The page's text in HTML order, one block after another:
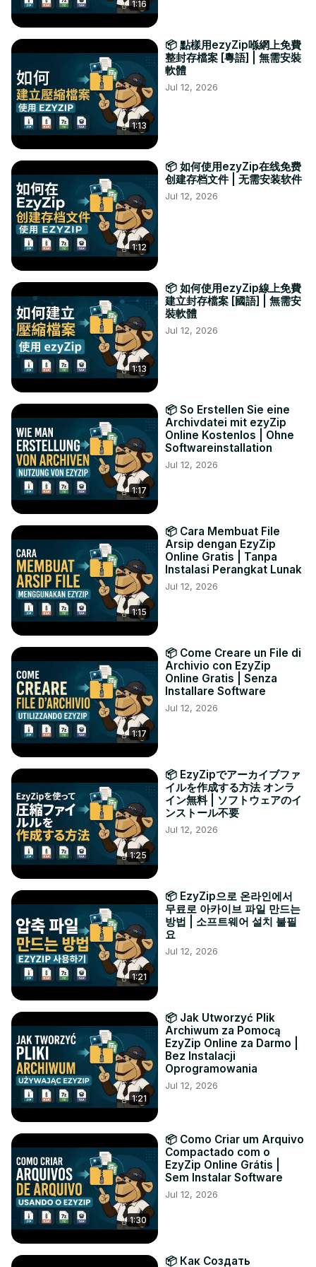
1:16
1:13
📦 點樣用ezyZip喺網上免費
整封存檔案 [粵語] | 無需安裝
軟體
Jul 12, 2026
1:12
📦 如何使用ezyZip在线免费
创建存档文件 | 无需安装软件
Jul 12, 2026
1:13
📦 如何使用ezyZip線上免費
建立封存檔案 [國語] | 無需安
裝軟體
Jul 12, 2026
1:17
📦 So Erstellen Sie eine
Archivdatei mit ezyZip
Online Kostenlos | Ohne
Softwareinstallation
Jul 12, 2026
1:15
📦 Cara Membuat File
Arsip dengan EzyZip
Online Gratis | Tanpa
Instalasi Perangkat Lunak
Jul 12, 2026
1:17
📦 Come Creare un File di
Archivio con EzyZip
Online Gratis | Senza
Installare Software
Jul 12, 2026
1:25
📦 EzyZipでアーカイブファ
イルを作成する方法 オンラ
イン無料 | ソフトウェアのイ
ンストール不要
Jul 12, 2026
1:21
📦 EzyZip으로 온라인에서
무료로 아카이브 파일 만드는
방법 | 소프트웨어 설치 불필
요
Jul 12, 2026
1:21
📦 Jak Utworzyć Plik
Archiwum za Pomocą
EzyZip Online za Darmo |
Bez Instalacji
Oprogramowania
Jul 12, 2026
1:30
📦 Como Criar um Arquivo
Compactado com o
EzyZip Online Grátis |
Sem Instalar Software
Jul 12, 2026
📦 Как Создать